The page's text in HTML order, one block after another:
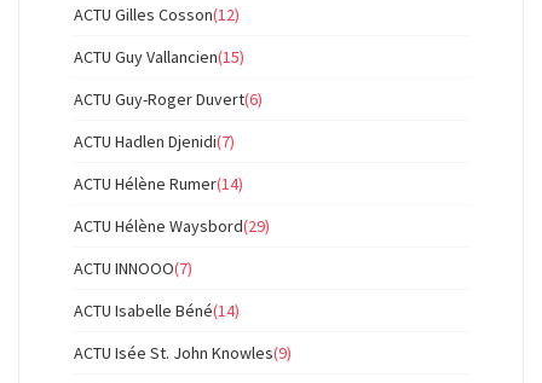
ACTU Gilles Cosson(12)
ACTU Guy Vallancien(15)
ACTU Guy-Roger Duvert(6)
ACTU Hadlen Djenidi(7)
ACTU Hélène Rumer(14)
ACTU Hélène Waysbord(29)
ACTU INNOOO(7)
ACTU Isabelle Béné(14)
ACTU Isée St. John Knowles(9)